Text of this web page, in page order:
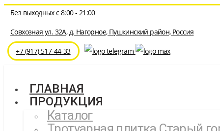
Перейти
содержимому
Без выходных с 8:00 - 21:00
Совхозная ул. 32A, д. Нагорное, Пушкинский район, Россия
⁦+7 (917) 517-44-33
ГЛАВНАЯ
ПРОДУКЦИЯ
Каталог